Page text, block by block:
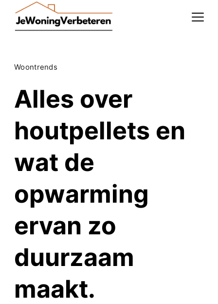
Woontrends
Alles over
houtpellets en
wat de
opwarming
ervan zo
duurzaam
maakt.